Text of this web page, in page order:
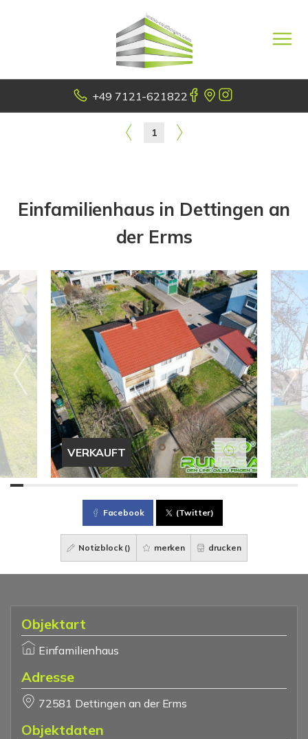
+49 7121-621822
1
Einfamilienhaus in Dettingen an
der Erms
VERKAUFT
Facebook (Twitter)
Notizblock () merken drucken
Objektart
Einfamilienhaus
Adresse
72581 Dettingen an der Erms
Objektdaten